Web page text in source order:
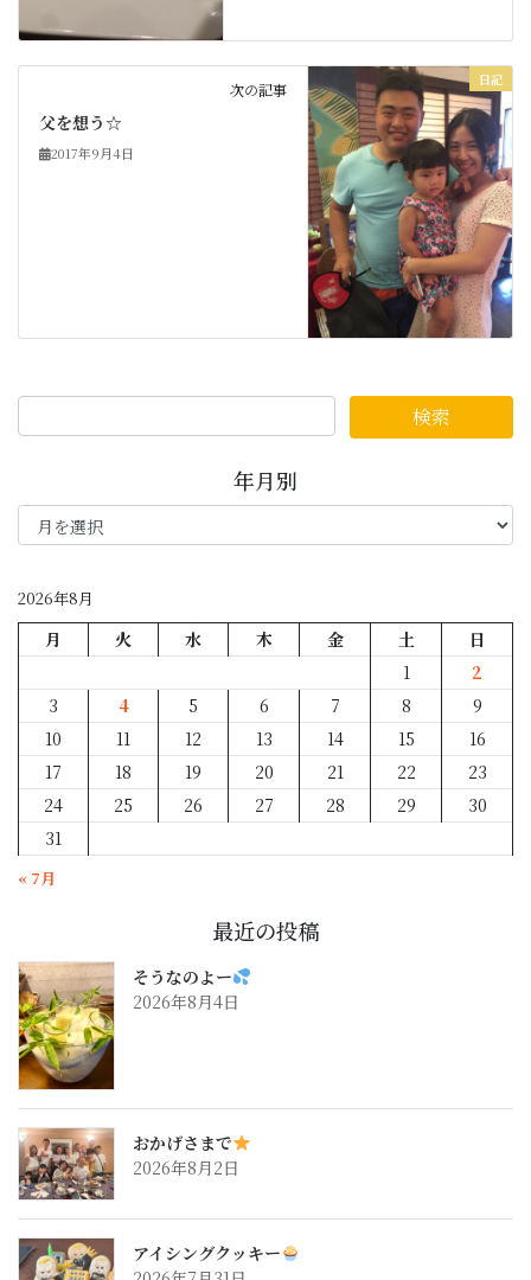
日記
次の記事
父を想う☆
2017年9月4日
年月別
年
月
2026年8月
月 火 水 木 金 土
日
1
2
3
4 5 6 7 8
9
10
11 12 13 14 15
16
17
18 19 20 21 22
23
24
25 26 27 28 29
30
31
« 7月
最近の投稿
そうなのよー
2026年8月4日
おかげさまで
2026年8月2日
アイシングクッキー